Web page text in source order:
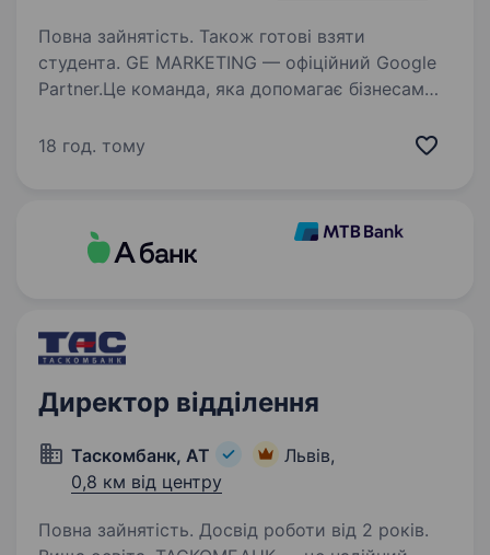
Повна зайнятість. Також готові взяти
студента. GE MARKETING — офіційний Google
Partner.Це команда, яка допомагає бізнесам
У нашому арсеналі — від SMM до 3D
18 год. тому
Директор відділення
Таскомбанк, АТ
Львів,
0,8 км від центру
Повна зайнятість. Досвід роботи від 2 років.